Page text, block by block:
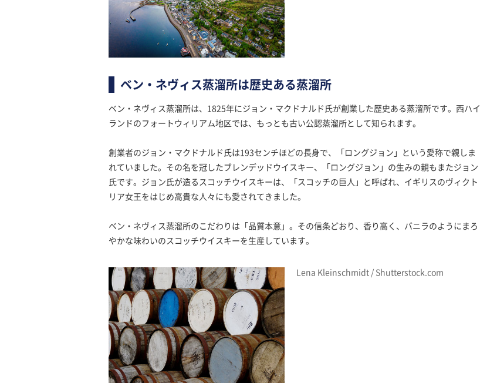
ベン・ネヴィス蒸溜所は歴史ある蒸溜所
ベン・ネヴィス蒸溜所は、1825年にジョン・マクドナルド氏が創業した歴史ある蒸溜所です。西ハイ
ランドのフォートウィリアム地区では、もっとも古い公認蒸溜所として知られます。
創業者のジョン・マクドナルド氏は193センチほどの長身で、「ロングジョン」という愛称で親しま
れていました。その名を冠したブレンデッドウイスキー、「ロングジョン」の生みの親もまたジョン
氏です。ジョン氏が造るスコッチウイスキーは、「スコッチの巨人」と呼ばれ、イギリスのヴィクト
リア女王をはじめ高貴な人々にも愛されてきました。
ベン・ネヴィス蒸溜所のこだわりは「品質本意」。その信条どおり、香り高く、バニラのようにまろ
やかな味わいのスコッチウイスキーを生産しています。
Lena Kleinschmidt / Shutterstock.com